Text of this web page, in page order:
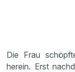
Die Frau
herein. Erst